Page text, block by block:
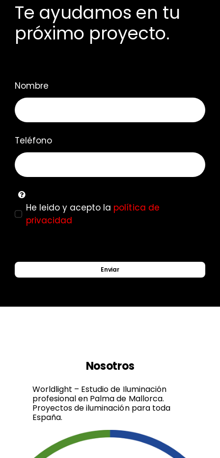
Te ayudamos en tu
próximo proyecto.
Nombre
Teléfono
He leido y acepto la política de
privacidad
Enviar
Nosotros
Worldlight – Estudio de Iluminación
profesional en Palma de Mallorca.
Proyectos de iluminación para toda
España.